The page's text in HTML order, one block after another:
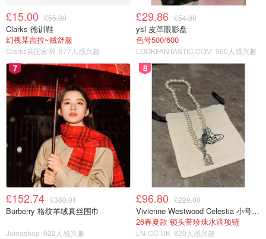
£15.00 £55.00
Clarks 德训鞋
幻视某吉拉~贼舒服
Clarks英国官网 977人感兴趣
£29.86 £54.00
ysl 皮革眼影盘
色号500/600
LOOKFANTASTIC.COM 960人感兴趣
7
£152.74 £380.01
Burberry 格纹羊绒真丝围巾
Jomashop 922人感兴趣
8
£96.80 £220.00
Vivienne Westwood Celestia 小号吊坠项链
26春夏款 锁头带珍珠水滴项链
LN-CC UK 820人感兴趣